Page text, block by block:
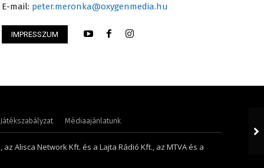
– sales manager – 2013
E-mail: peter.meronka@oxygenmedia.hu
IMPRESSZUM
Játékszabályzat Médiaajánlatunk
Alisca Network Kft. és a Lajta Rádió Kft., az MTVA és a